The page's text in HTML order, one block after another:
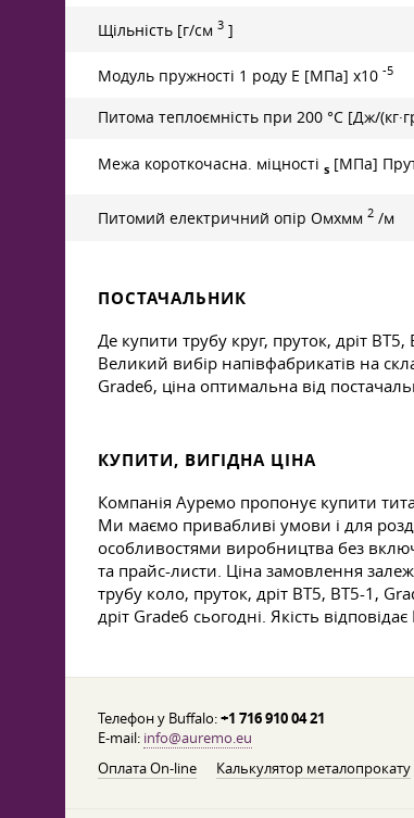
Щільність [г/см 3 ]
Модуль пружності 1 роду Е [МПа] x10 -5
Питома теплоємність при 200 °C [Дж/
Межа короткочасна. міцності s [МПа]
Питомий електричний опір Омxмм 2 /м
ПОСТАЧАЛЬНИК
Де купити трубу круг, пруток, дріт
Великий вибір напівфабрикатів на
Grade6, ціна оптимальна від
КУПИТИ, ВИГІДНА ЦІНА
Компанія Ауремо пропонує купити
Ми маємо привабливі умови і для
особливостями виробництва без
та прайс-листи. Ціна замовлення
трубу коло, пруток, дріт ВТ5, ВТ5-1,
дріт Grade6 сьогодні. Якість
Телефон у Buffalo:+1 716 910 04 21
E-mail: info@auremo.eu
Оплата On-line
Калькулятор металопрокату